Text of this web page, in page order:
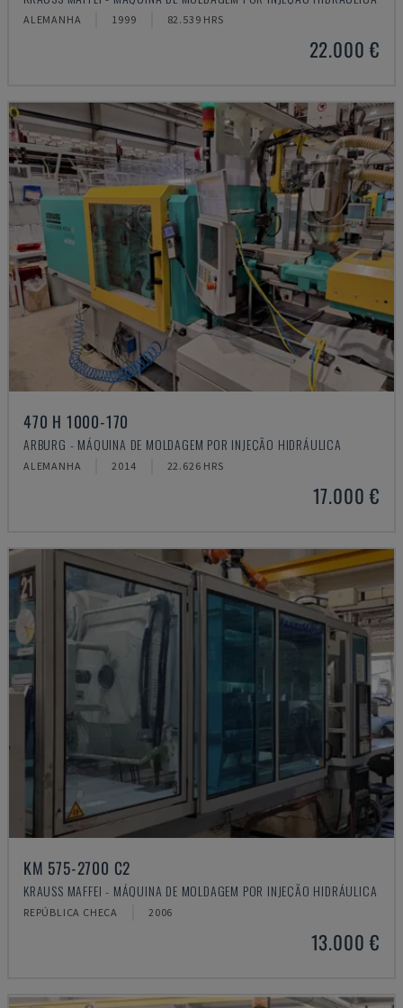
ALEMANHA 1999 82.539 HRS
22.000 €
470 H 1000-170
ARBURG - MÁQUINA DE MOLDAGEM POR INJEÇÃO HIDRÁULICA
ALEMANHA 2014 22.626 HRS
17.000 €
KM 575-2700 C2
KRAUSS MAFFEI - MÁQUINA DE MOLDAGEM POR INJEÇÃO HIDRÁULICA
REPÚBLICA CHECA 2006
13.000 €